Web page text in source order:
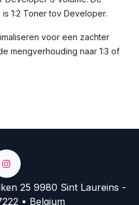
1:2 Toner tov Developer.
voor een zachter
mengverhouding naar 1:3 of
25 9980 Sint Laureins -
• Belgium